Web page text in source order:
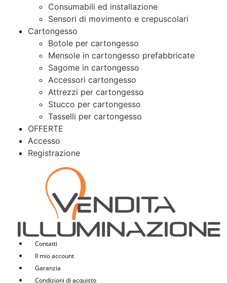
Consumabili ed installazione
Sensori di movimento e crepuscolari
Cartongesso
Botole per cartongesso
Mensole in cartongesso prefabbricate
Sagome in cartongesso
Accessori cartongesso
Attrezzi per cartongesso
Stucco per cartongesso
Tasselli per cartongesso
OFFERTE
Accesso
Registrazione
Contatti
Il mio account
Garanzia
Condizioni di acquisto